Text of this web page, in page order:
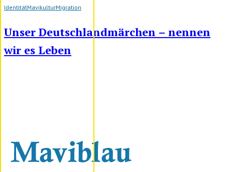
IdentitätMavikulturMigration
Unser Deutschlandmärchen – nennen
wir es Leben